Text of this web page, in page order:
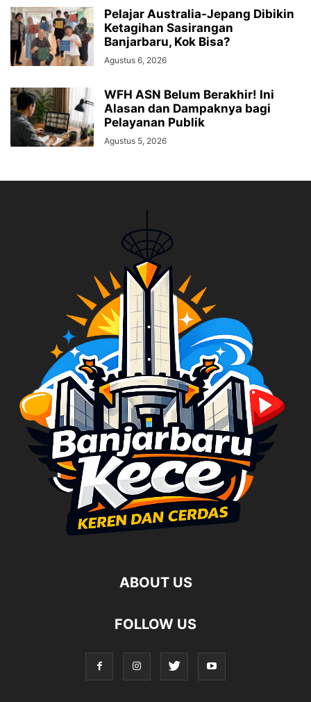
Pelajar Australia-Jepang Dibikin
Ketagihan Sasirangan
Banjarbaru, Kok Bisa?
Agustus 6, 2026
WFH ASN Belum Berakhir! Ini
Alasan dan Dampaknya bagi
Pelayanan Publik
Agustus 5, 2026
ABOUT US
FOLLOW US